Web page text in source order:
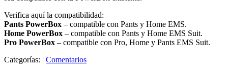
Verifica aquí la compatibilidad:
Pants PowerBox – compatible con Pants y Home EMS.
Home PowerBox – compatible con Pants y Home EMS Suit.
Pro PowerBox – compatible con Pro, Home y Pants EMS Suit.
Categorías: | Comentarios